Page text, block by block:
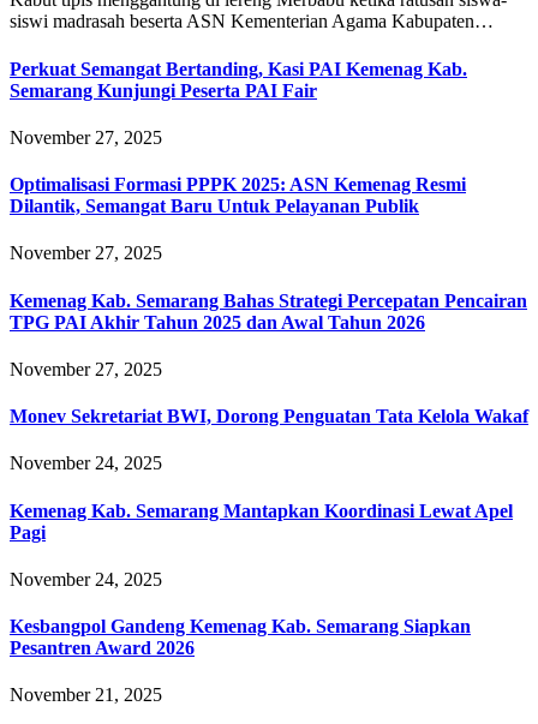
siswi madrasah beserta ASN Kementerian Agama Kabupaten…
Perkuat Semangat Bertanding, Kasi PAI Kemenag Kab.
Semarang Kunjungi Peserta PAI Fair
November 27, 2025
Optimalisasi Formasi PPPK 2025: ASN Kemenag Resmi
Dilantik, Semangat Baru Untuk Pelayanan Publik
November 27, 2025
Kemenag Kab. Semarang Bahas Strategi Percepatan Pencairan
TPG PAI Akhir Tahun 2025 dan Awal Tahun 2026
November 27, 2025
Monev Sekretariat BWI, Dorong Penguatan Tata Kelola Wakaf
November 24, 2025
Kemenag Kab. Semarang Mantapkan Koordinasi Lewat Apel
Pagi
November 24, 2025
Kesbangpol Gandeng Kemenag Kab. Semarang Siapkan
Pesantren Award 2026
November 21, 2025